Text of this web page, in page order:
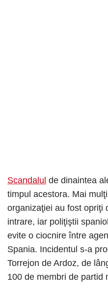
Scandalul de dinaintea
timpul acestora. Mai
organizaţiei au fost opriţi
intrare, iar poliţiştii
evite o ciocnire între
Spania. Incidentul s-a
Torrejon de Ardoz, de
100 de membri de partid